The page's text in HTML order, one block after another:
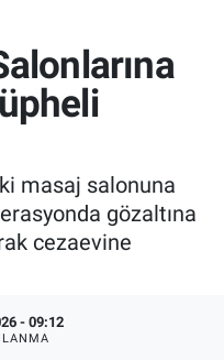
masaj salonuna
gözaltına
cezaevine
- 09:12